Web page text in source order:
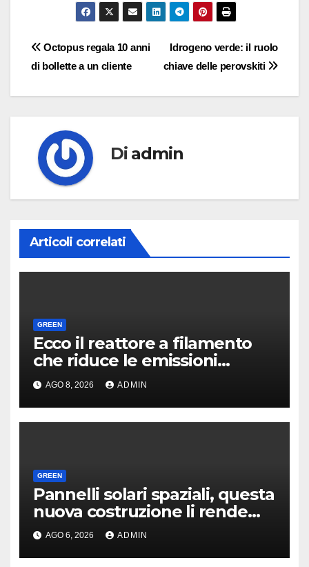
Navigazione
Idrogeno verde: il ruolo
chiave delle perovskiti
Octopus regala 10 anni
di bollette a un cliente
Di admin
Articoli correlati
GREEN
Ecco il reattore a filamento
che riduce le emissioni
dell’industria chimica
AGO 8, 2026 ADMIN
GREEN
Pannelli solari spaziali, questa
nuova costruzione li rende
molto più convenienti
AGO 6, 2026 ADMIN